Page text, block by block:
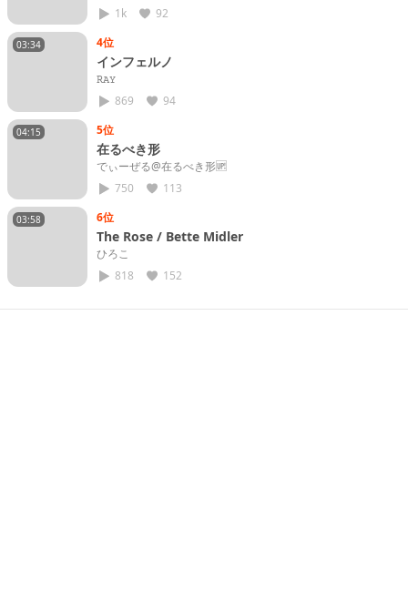
1k
92
03:34 4位
インフェルノ
𝚁𝙰𝚈
869
94
04:15 5位
在るべき形
でぃーぜる@在るべき形🆙
750
113
03:58 6位
The Rose / Bette Midler
ひろこ
818
152